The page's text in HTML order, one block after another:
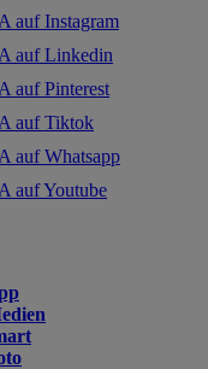
auf Instagram
auf Linkedin
auf Pinterest
auf Tiktok
auf Whatsapp
auf Youtube